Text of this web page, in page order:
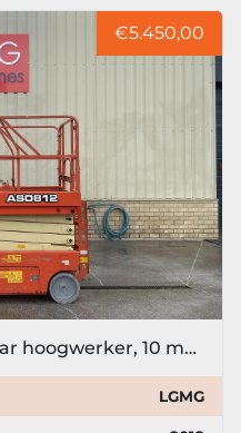
€5.450,00
2018 LGMG AS0812, Schaar hoogwerker, 10 meter
LGMG